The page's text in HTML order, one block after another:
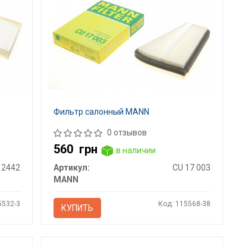
2442
3
Фильтр салонный MANN
0 отзывов
560 грн
в наличии
Артикул:
CU 17 003
MANN
КУПИТЬ Код: 115568-38